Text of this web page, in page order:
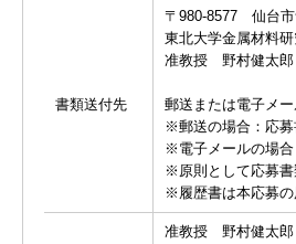
書類送付先
〒980-8577 仙台市
東北大学金属材料
准教授 野村健太
郵送または電子メ
※郵送の場合：応募
※電子メールの場合
※原則として応募書
※履歴書は本応募の
准教授 野村健太郎